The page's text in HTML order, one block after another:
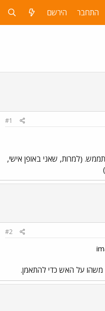
התחבר הירשם
#1
(למרות, שאני באופן אישי,
#2
משהו על האש כדי להתאמן.